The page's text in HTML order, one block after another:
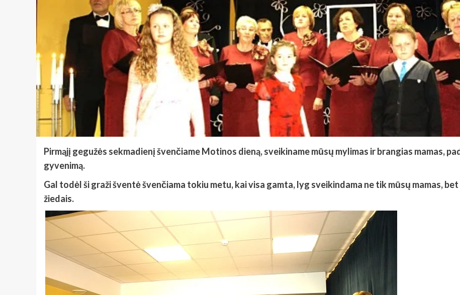
Pirmąjį gegužės sekmadienį švenčiame Motinos dieną, sveikiname mūsų mylimas ir brangias mamas,
gyvenimą.
Gal todėl ši graži šventė švenčiama tokiu metu, kai visa gamta, lyg sveikindama ne tik mūsų mamas,
žiedais.